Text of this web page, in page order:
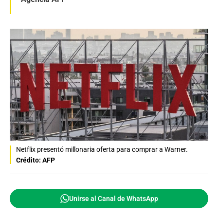
Netflix presentó millonaria oferta para comprar a Warner.
Crédito: AFP
Unirse al Canal de WhatsApp